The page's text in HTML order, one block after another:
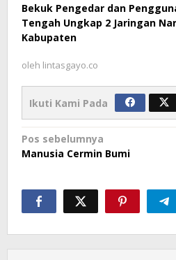
Bekuk Pengedar dan
Tengah Ungkap 2 Jaringan
Kabupaten
oleh lintasgayo.co
Ikuti Kami Pada
Navigasi
pos
Pos sebelumnya
Manusia Cermin Bumi